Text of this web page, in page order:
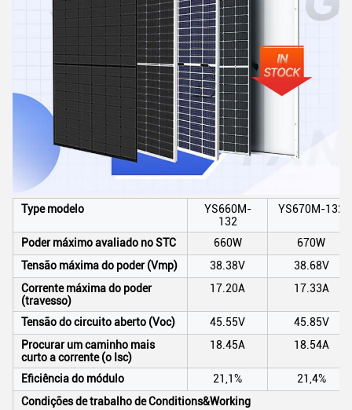
Type modelo
YS660M-
132
YS670M-132
Poder máximo avaliado no STC 660W
670W
Tensão máxima do poder (Vmp)
38.38V
38.68V
Corrente máxima do poder
(travesso)
17.20A 17.33A
Tensão do circuito aberto (Voc) 45.55V
45.85V
Procurar um caminho mais
curto a corrente (o Isc)
18.45A 18.54A
Eficiência do módulo 21,1%
21,4%
Condições de trabalho de Conditions&Working